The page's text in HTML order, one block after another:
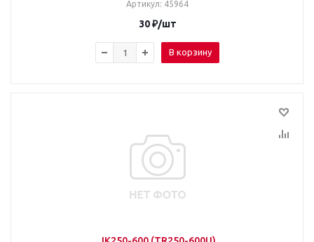
Артикул: 45964
30₽/шт
В корзину